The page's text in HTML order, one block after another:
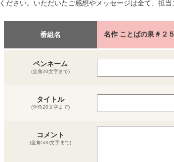
ください。いただいたご感想やメッセージは全て、担
番組名 名作 ことばの泉＃２
ペンネーム
(全角20文字まで)
タイトル
(全角20文字まで)
コメント
(全角500文字まで)